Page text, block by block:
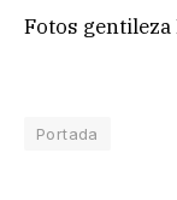
Fotos
Portada